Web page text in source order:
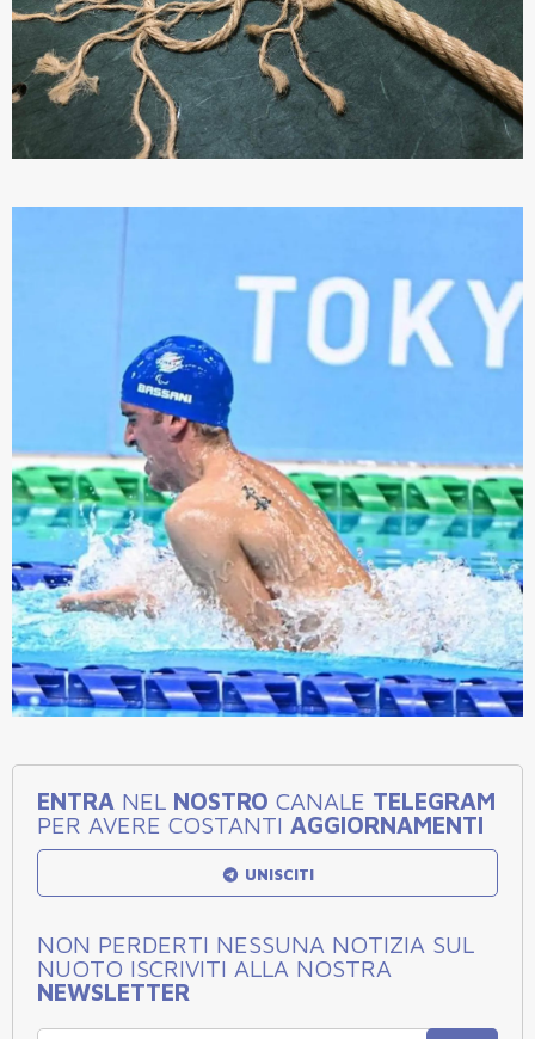
ENTRA NEL NOSTRO CANALE TELEGRAM
PER AVERE COSTANTI AGGIORNAMENTI
UNISCITI
NON PERDERTI NESSUNA NOTIZIA SUL
NUOTO ISCRIVITI ALLA NOSTRA
NEWSLETTER